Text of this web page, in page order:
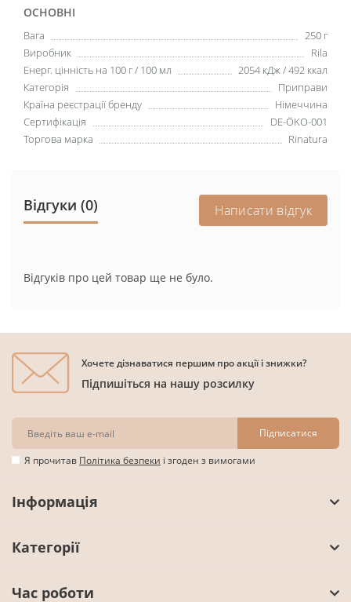
ОСНОВНІ
Вага
250 г
Виробник
Rila
Енерг. цінність на 100 г / 100 мл
2054 кДж / 492 ккал
Категорія
Приправи
Країна реєстрації бренду
Німеччина
Сертифікація
DE-ÖKO-001
Торгова марка
Rinatura
Відгуки (0) Написати відгук
Відгуків про цей товар ще не було.
Хочете дізнаватися першим про акції і знижки?
Підпишіться на нашу розсилку
Підписатися
Я прочитав Політика безпеки і згоден з вимогами
Інформація
Категорії
Час роботи